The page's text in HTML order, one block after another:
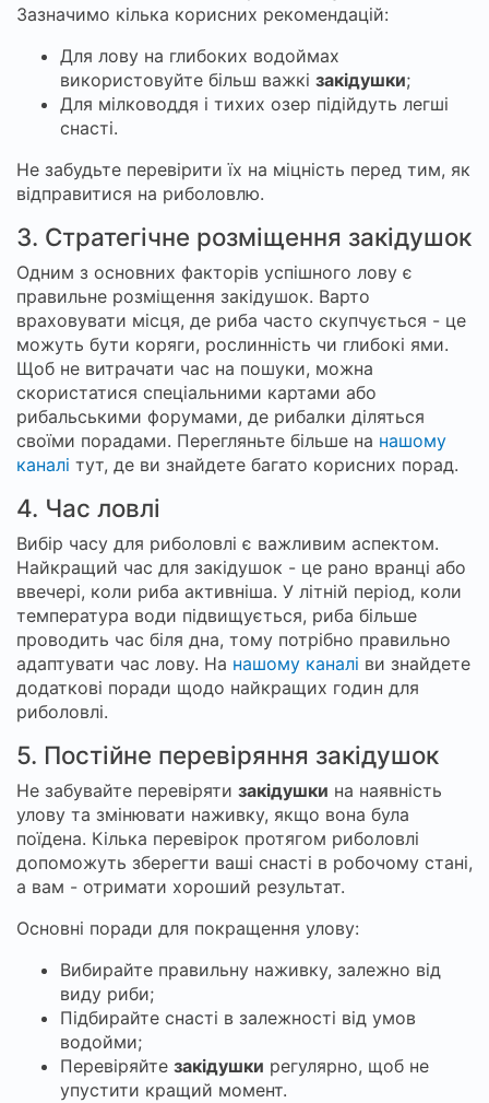
Зазначимо кілька корисних рекомендацій:
Для лову на глибоких водоймах
використовуйте більш важкі закідушки;
Для мілководдя і тихих озер підійдуть легші
снасті.
Не забудьте перевірити їх на міцність перед тим, як
відправитися на риболовлю.
3. Стратегічне розміщення закідушок
Одним з основних факторів успішного лову є
правильне розміщення закідушок. Варто
враховувати місця, де риба часто скупчується - це
можуть бути коряги, рослинність чи глибокі ями.
Щоб не витрачати час на пошуки, можна
скористатися спеціальними картами або
рибальськими форумами, де рибалки діляться
своїми порадами. Перегляньте більше на нашому
каналі тут, де ви знайдете багато корисних порад.
4. Час ловлі
Вибір часу для риболовлі є важливим аспектом.
Найкращий час для закідушок - це рано вранці або
ввечері, коли риба активніша. У літній період, коли
температура води підвищується, риба більше
проводить час біля дна, тому потрібно правильно
адаптувати час лову. На нашому каналі ви знайдете
додаткові поради щодо найкращих годин для
риболовлі.
5. Постійне перевіряння закідушок
Не забувайте перевіряти закідушки на наявність
улову та змінювати наживку, якщо вона була
поїдена. Кілька перевірок протягом риболовлі
допоможуть зберегти ваші снасті в робочому стані,
а вам - отримати хороший результат.
Основні поради для покращення улову:
Вибирайте правильну наживку, залежно від
виду риби;
Підбирайте снасті в залежності від умов
водойми;
Перевіряйте закідушки регулярно, щоб не
упустити кращий момент.